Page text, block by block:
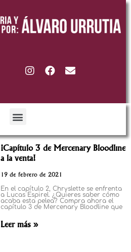
¡Capítulo 3 de Mercenary Bloodline
a la venta!
19 de febrero de 2021
En el capítulo 2, Chryslette se enfrenta
a Lucas Espirel. ¿Quieres saber cómo
acaba esta pelea? Compra ahora el
capítulo 3 de Mercenary Bloodline que
Leer más »